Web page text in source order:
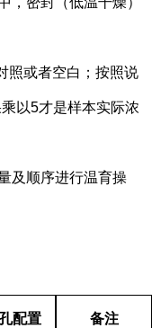
照或者空白；按照说
以5才是样本实际浓
及顺序进行温育操
配置 备注